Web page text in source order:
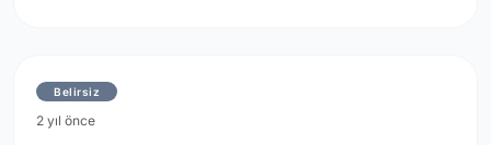
Belirsiz
2 yıl önce